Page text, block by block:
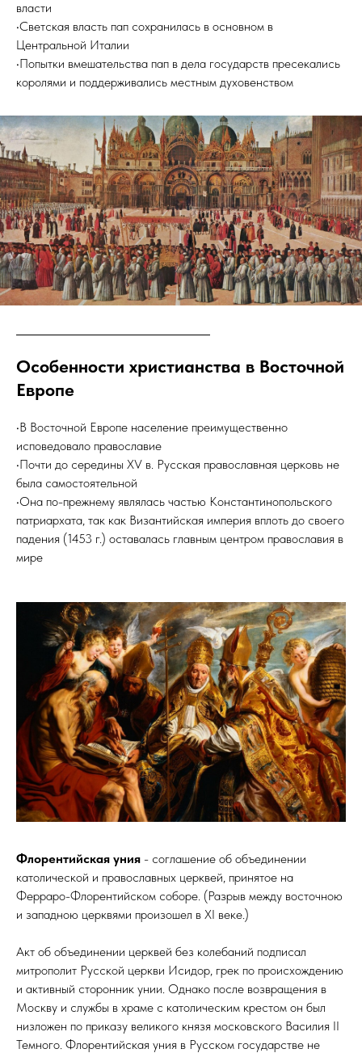
власти
•Светская власть пап сохранилась в основном в
Центральной Италии
•Попытки вмешательства пап в дела государств пресекались
королями и поддерживались местным духовенством
Особенности христианства в Восточной
Европе
•В Восточной Европе население преимущественно
исповедовало православие
•Почти до середины XV в. Русская православная церковь не
была самостоятельной
•Она по-прежнему являлась частью Константинопольского
патриархата, так как Византийская империя вплоть до своего
падения (1453 г.) оставалась главным центром православия в
мире
Флорентийская уния - соглашение об объединении
католической и православных церквей, принятое на
Ферраро-Флорентийском соборе. (Разрыв между восточною
и западною церквями произошел в XI веке.)
Акт об объединении церквей без колебаний подписал
митрополит Русской церкви Исидор, грек по происхождению
и активный сторонник унии. Однако после возвращения в
Москву и службы в храме с католическим крестом он был
низложен по приказу великого князя московского Василия II
Темного. Флорентийская уния в Русском государстве не